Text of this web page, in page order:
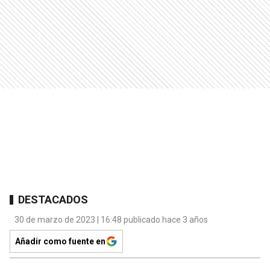
DESTACADOS
30 de marzo de 2023 | 16:48 publicado hace 3 años
Añadir como fuente en